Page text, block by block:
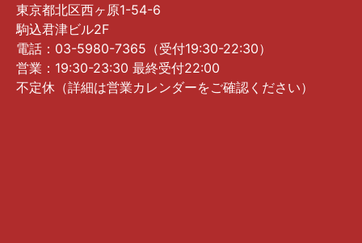
東京都北区西ヶ原1-54-6
駒込君津ビル2F
電話：03-5980-7365（受付19:30-22:30）
営業：19:30-23:30 最終受付22:00
不定休（詳細は営業カレンダーをご確認ください）